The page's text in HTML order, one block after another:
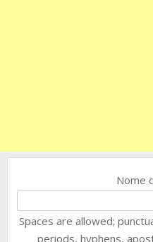
Nome
Spaces are allowed;
periods, hyphens,